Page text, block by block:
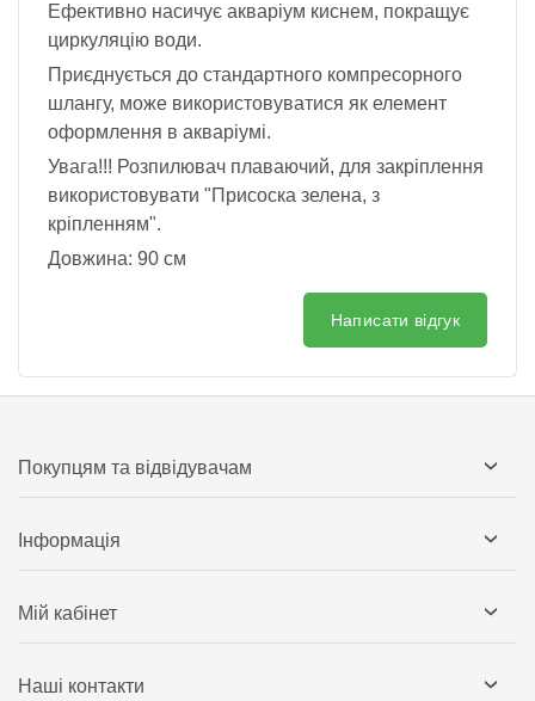
Ефективно насичує акваріум киснем, покращує
циркуляцію води.
Приєднується до стандартного компресорного
шлангу, може використовуватися як елемент
оформлення в акваріумі.
Увага!!! Розпилювач плаваючий, для закріплення
використовувати "Присоска зелена, з
кріпленням".
Довжина: 90 см
Написати відгук
Покупцям та відвідувачам
Інформація
Мій кабінет
Наші контакти